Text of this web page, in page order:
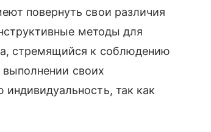
повернуть свои различия
методы для
стремящийся к соблюдению
выполнении своих
так как